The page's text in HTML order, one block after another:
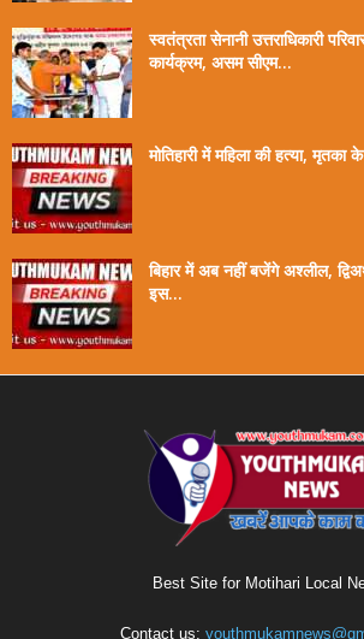
स्वतंत्रता सेनानी उत्तराधिकारी
कार्यक्रम, असम सीएम...
मोतिहारी में महिला की हत्या,
बिहार में अब नहीं बजेंगे अश्लील,
इस...
Best Site for Motihari Local
Contact us: